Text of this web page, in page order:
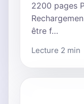
2200 pages
être f…
Lecture 2 min